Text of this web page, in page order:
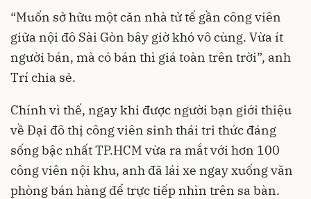
“Muốn sở hữu một căn nhà tử tế gần công viên
giữa nội đô Sài Gòn bây giờ khó vô cùng. Vừa ít
người bán, mà có bán thì giá toàn trên trời”, anh
Trí chia sẻ.
Chính vì thế, ngay khi được người bạn giới thiệu
về Đại đô thị công viên sinh thái tri thức đáng
sống bậc nhất TP.HCM vừa ra mắt với hơn 100
công viên nội khu, anh đã lái xe ngay xuống văn
phòng bán hàng để trực tiếp nhìn trên sa bàn.